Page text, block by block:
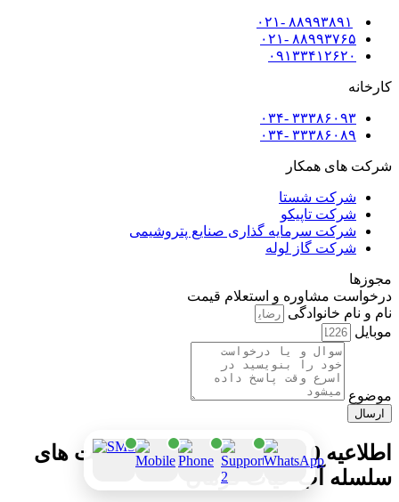
۸۸۹۹۳۸۹۱ -۰۲۱
۸۸۹۹۳۷۶۵ -۰۲۱
۰۹۱۳۳۴۱۲۶۲۰
کارخانه
۳۳۳۸۶۰۹۳ -۰۳۴
۳۳۳۸۶۰۸۹ -۰۳۴
شرکت های همکار
شرکت شستا
شرکت تاپیکو
شرکت سرمایه گذاری صنایع پتروشیمی
شرکت گاز لوله
مجوزها
درخواست مشاوره و استعلام قیمت
نام و نام خانوادگی
موبایل
موضوع
ارسال
اطلاعیه 10 مرداد 1405: کاهش قیمت های
سلسله آب حیات کرمان